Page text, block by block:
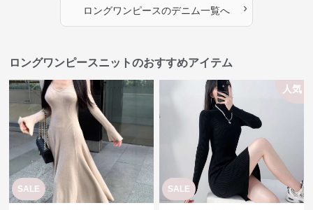
ロングワンピースのデニム一覧へ ›
ロングワンピースニットのおすすめアイテム
SALE SALE
人気